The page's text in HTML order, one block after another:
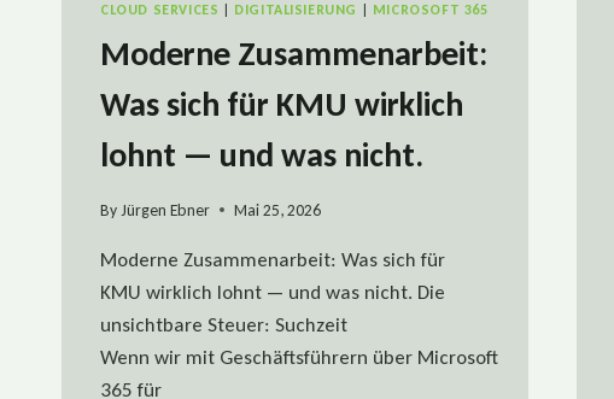
CLOUD SERVICES DIGITALISIERUNG MICROSOFT 365
Moderne Zusammenarbeit:
Was sich für KMU wirklich
lohnt — und was nicht.
ByJürgen Ebner Mai 25, 2026
Moderne Zusammenarbeit: Was sich für
KMU wirklich lohnt — und was nicht. Die
unsichtbare Steuer: Suchzeit
Wenn wir mit Geschäftsführern über Microsoft
365 für